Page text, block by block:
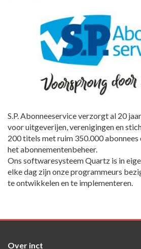
S.P. Abonneeservice verzorgt al 20
voor uitgeverijen, verenigingen en
200 titels met ruim 350.000 abonnees
het abonnementenbeheer.
Ons softwaresysteem Quartz is in
elke dag zijn onze programmeurs
te ontwikkelen en te implementeren.
Over inct